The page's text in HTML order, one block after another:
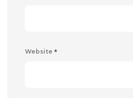
Website *